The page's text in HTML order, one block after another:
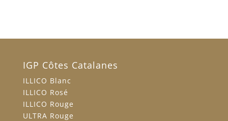
IGP Côtes Catalanes
ILLICO Blanc
ILLICO Rosé
ILLICO Rouge
ULTRA Rouge